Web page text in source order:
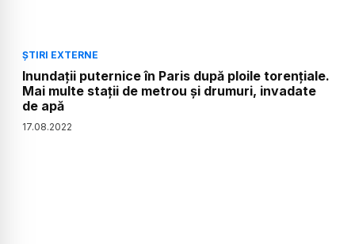
ȘTIRI EXTERNE
Inundații puternice în Paris după ploile torențiale.
Mai multe stații de metrou și drumuri, invadate
de apă
17.08.2022